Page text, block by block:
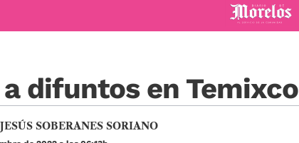
Diario de Morelos
difuntos en Temixco
SOBERANES SORIANO